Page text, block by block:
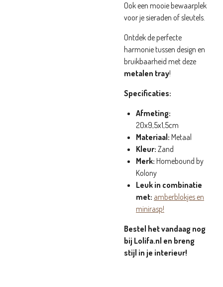
Ook een mooie bewaarplek
voor je sieraden of sleutels.
Ontdek de perfecte
harmonie tussen design en
bruikbaarheid met deze
metalen tray!
Specificaties:
Afmeting:
20x9,5x1,5cm
Materiaal: Metaal
Kleur: Zand
Merk: Homebound by
Kolony
Leuk in combinatie
met: amberblokjes en
minirasp!
Bestel het vandaag nog
bij Lolifa.nl en breng
stijl in je interieur!